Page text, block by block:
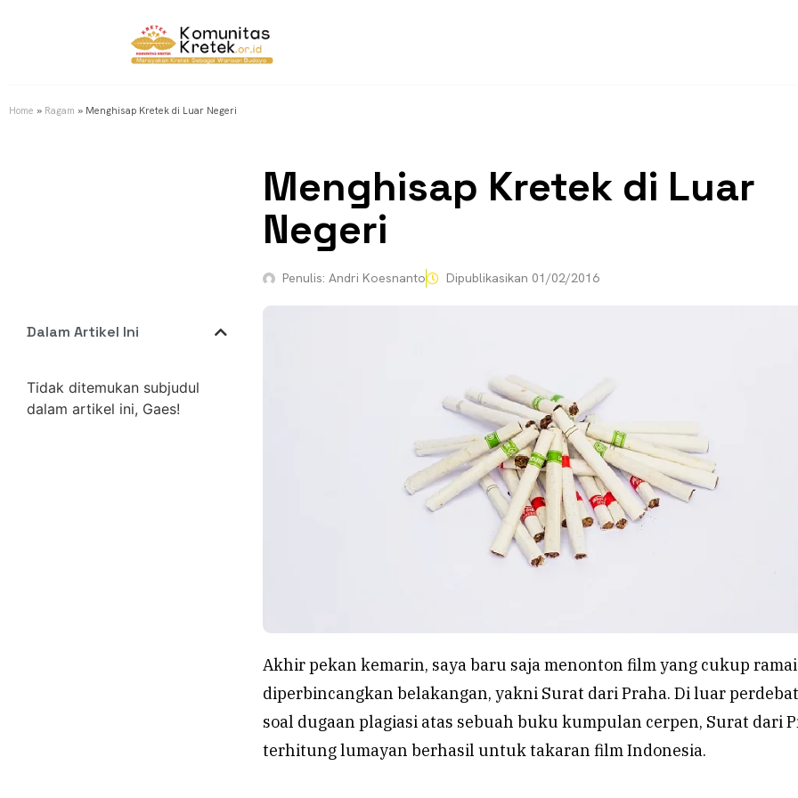
Home » Ragam » Menghisap Kretek di Luar Negeri
Menghisap Kretek di Luar
Negeri
Penulis: Andri Koesnanto Dipublikasikan 01/02/2016
Dalam Artikel Ini
Tidak ditemukan subjudul
dalam artikel ini, Gaes!
Akhir pekan kemarin, saya baru saja menonton film yang cukup ramai
diperbincangkan belakangan, yakni Surat dari Praha. Di luar
soal dugaan plagiasi atas sebuah buku kumpulan cerpen, Surat dari
terhitung lumayan berhasil untuk takaran film Indonesia.